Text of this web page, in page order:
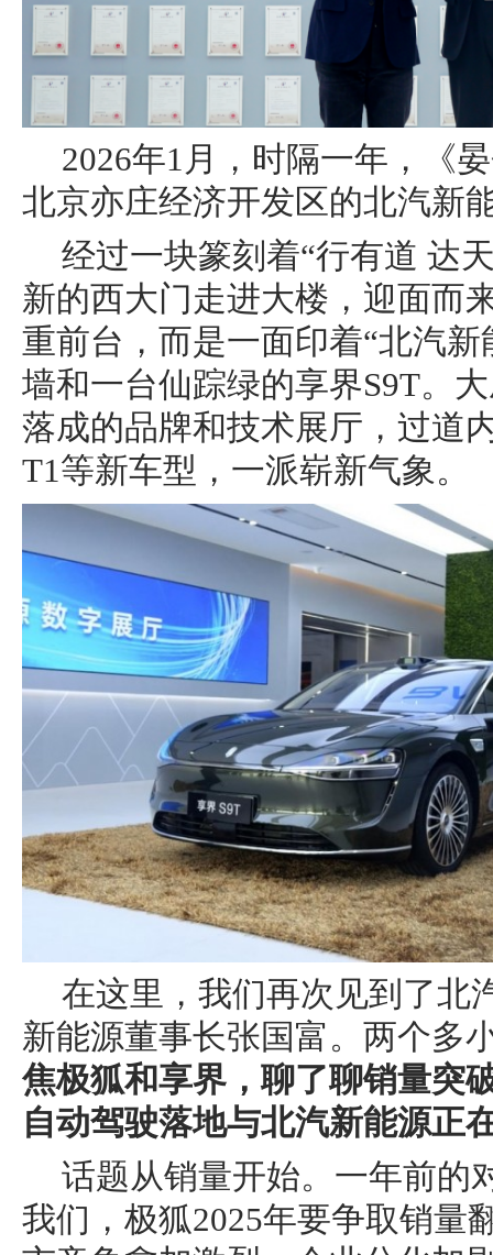
2026年1月，时隔一年，《
北京亦庄经济开发区的北汽新
经过一块篆刻着“行有道 达
新的西大门走进大楼，迎面而
重前台，而是一面印着“北汽
墙和一台仙踪绿的享界S9T。
落成的品牌和技术展厅，过道
T1等新车型，一派崭新气象。
在这里，我们再次见到了北
新能源董事长张国富。两个多
焦极狐和享界，聊了聊销量突
自动驾驶落地与北汽新能源正
话题从销量开始。一年前的
我们，极狐2025年要争取销量